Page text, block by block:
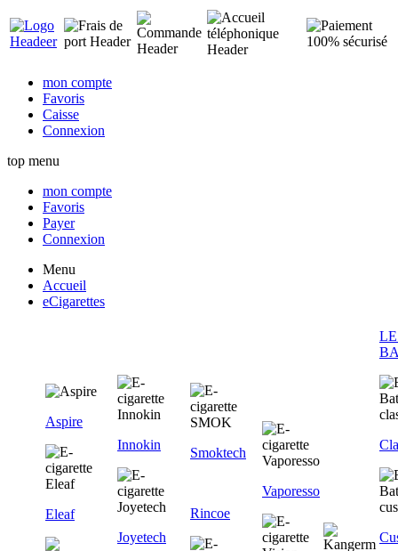
mon compte
Favoris
Caisse
Connexion
top menu
mon compte
Favoris
Payer
Connexion
Menu
Accueil
eCigarettes
Aspire
Eleaf
Innokin
Joyetech
Smoktech
Rincoe
Vaporesso